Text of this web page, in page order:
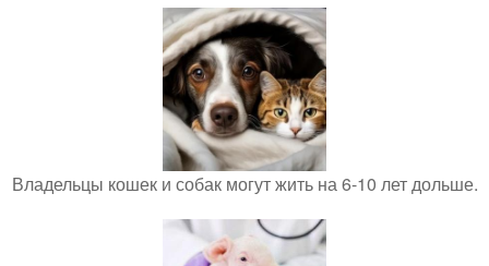
Владельцы кошек и собак могут жить на 6-10 лет дольше.